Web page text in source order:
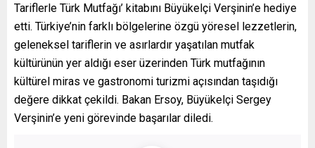
Tariflerle Türk Mutfağı’ kitabını Büyükelçi Verşinin’e hediye
etti. Türkiye’nin farklı bölgelerine özgü yöresel lezzetlerin,
geleneksel tariflerin ve asırlardır yaşatılan mutfak
kültürünün yer aldığı eser üzerinden Türk mutfağının
kültürel miras ve gastronomi turizmi açısından taşıdığı
değere dikkat çekildi. Bakan Ersoy, Büyükelçi Sergey
Verşinin’e yeni görevinde başarılar diledi.